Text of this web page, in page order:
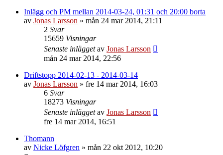
Inlägg och PM mellan 2014-03-24, 01:31 och 20:00 borta
av Jonas Larsson » mån 24 mar 2014, 21:11
2 Svar
15659 Visningar
Senaste inläggetav Jonas Larsson
mån 24 mar 2014, 22:56
Driftstopp 2014-02-13 - 2014-03-14
av Jonas Larsson » fre 14 mar 2014, 16:03
6 Svar
18273 Visningar
Senaste inläggetav Jonas Larsson
fre 14 mar 2014, 16:51
Thomann
av Nicke Löfgren » mån 22 okt 2012, 10:20